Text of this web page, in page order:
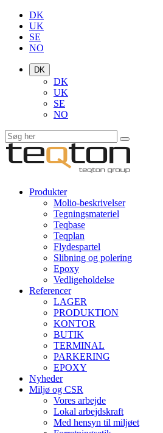
DK
UK
SE
NO
DK
DK
UK
SE
NO
Produkter
Molio-beskrivelser
Tegningsmateriel
Teqbase
Teqplan
Flydespartel
Slibning og polering
Epoxy
Vedligeholdelse
Referencer
LAGER
PRODUKTION
KONTOR
BUTIK
TERMINAL
PARKERING
EPOXY
Nyheder
Miljø og CSR
Vores arbejde
Lokal arbejdskraft
Med hensyn til miljøet